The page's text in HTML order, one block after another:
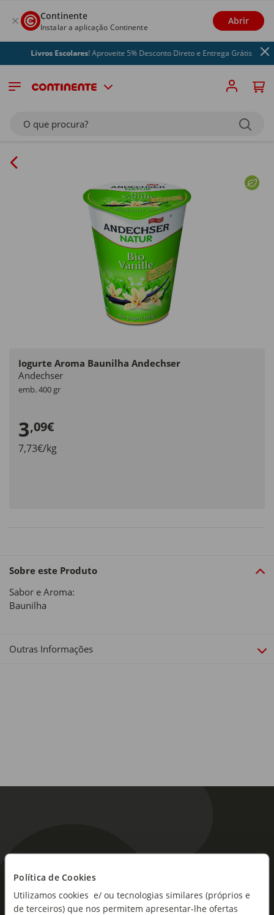
Política de Cookies
Utilizamos cookies e/ ou tecnologias similares (próprios e
de terceiros) que nos permitem apresentar-lhe ofertas
Continente
Instalar a aplicação Continente
Abrir
Livros Escolares! Aproveite 5% Desconto Direto e Entrega Grátis
O que procura?
Iogurte Aroma Baunilha Andechser
Andechser
emb. 400 gr
3,09€
7,73€/kg
Sobre este Produto
Sabor e Aroma:
Baunilha
Outras Informações
As novidades mais frescas no
seu e-mail!